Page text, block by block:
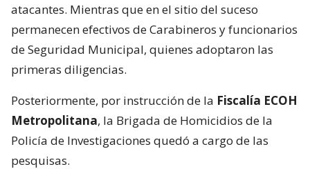
atacantes. Mientras que en el sitio del suceso
permanecen efectivos de Carabineros y funcionarios
de Seguridad Municipal, quienes adoptaron las
primeras diligencias.
Posteriormente, por instrucción de la Fiscalía ECOH
Metropolitana, la Brigada de Homicidios de la
Policía de Investigaciones quedó a cargo de las
pesquisas.